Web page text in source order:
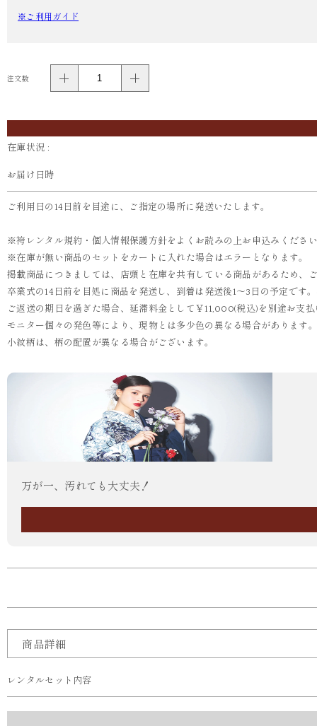
※ご利用ガイド
注文数
在庫状況 :
お届け日時
ご利用日の14日前を目途に、ご指定の場所に発送いたします。
※袴レンタル規約・個人情報保護方針をよくお読みの上お申込みくださ
※在庫が無い商品のセットをカートに入れた場合はエラーとなります。
掲載商品につきましては、店頭と在庫を共有している商品があるため
卒業式の14日前を目処に商品を発送し、到着は発送後1～3日の予定で
ご返送の期日を過ぎた場合、延滞料金として￥11,000(税込)を別途お支
モニター個々の発色等により、現物とは多少色の異なる場合があります。
小紋柄は、柄の配置が異なる場合がございます。
万が一、汚れても大丈夫！
商品詳細
レンタルセット内容